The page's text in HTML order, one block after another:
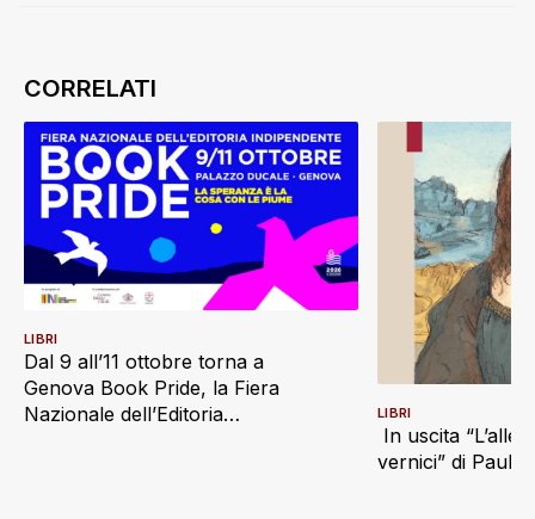
Dal 9 all’11 ottobre torna a
Genova Book Pride, la Fiera
Nazionale dell’Editoria
LIBRI
In uscita
vernici” di Paul
LIBRI